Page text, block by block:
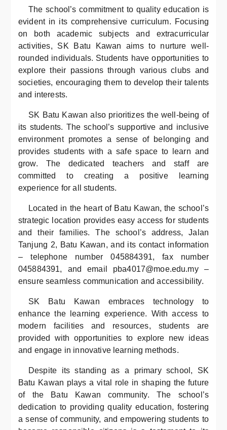
The school’s commitment to quality education is
evident in its comprehensive curriculum. Focusing
on both academic subjects and extracurricular
activities, SK Batu Kawan aims to nurture well-
rounded individuals. Students have opportunities to
explore their passions through various clubs and
societies, encouraging them to develop their talents
and interests.
SK Batu Kawan also prioritizes the well-being of
its students. The school’s supportive and inclusive
environment promotes a sense of belonging and
provides students with a safe space to learn and
grow. The dedicated teachers and staff are
committed to creating a positive learning
experience for all students.
Located in the heart of Batu Kawan, the school’s
strategic location provides easy access for students
and their families. The school’s address, Jalan
Tanjung 2, Batu Kawan, and its contact information
– telephone number 045884391, fax number
045884391, and email pba4017@moe.edu.my –
ensure seamless communication and accessibility.
SK Batu Kawan embraces technology to
enhance the learning experience. With access to
modern facilities and resources, students are
provided with opportunities to explore new ideas
and engage in innovative learning methods.
Despite its standing as a primary school, SK
Batu Kawan plays a vital role in shaping the future
of the Batu Kawan community. The school’s
dedication to providing quality education, fostering
a sense of community, and empowering students to